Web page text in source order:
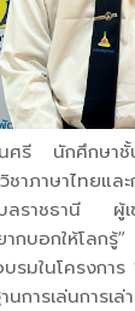
ศรี นักศึกษา
ชาภาษาไทยแ
ลราชธานี ผู้เ
กบอกให้โลกรู้
รมในโครงการ
รเล่นการเล่า